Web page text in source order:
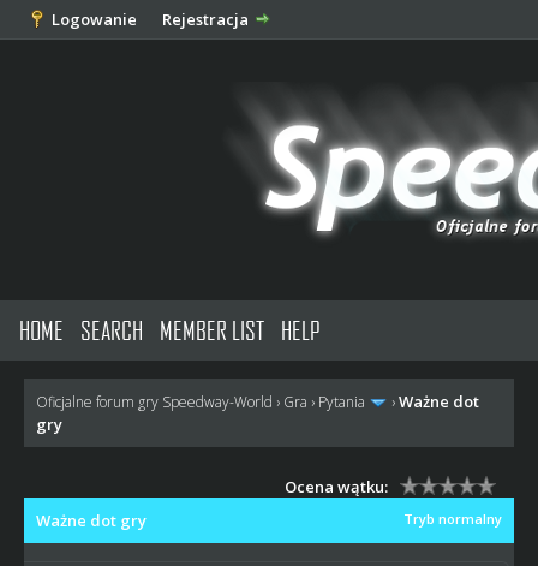
Logowanie Rejestracja
HOME SEARCH MEMBER LIST HELP
Oficjalne forum gry Speedway-World › Gra › Pytania ›Ważne dot
gry
Ocena wątku:
Tryb normalny
Ważne dot gry